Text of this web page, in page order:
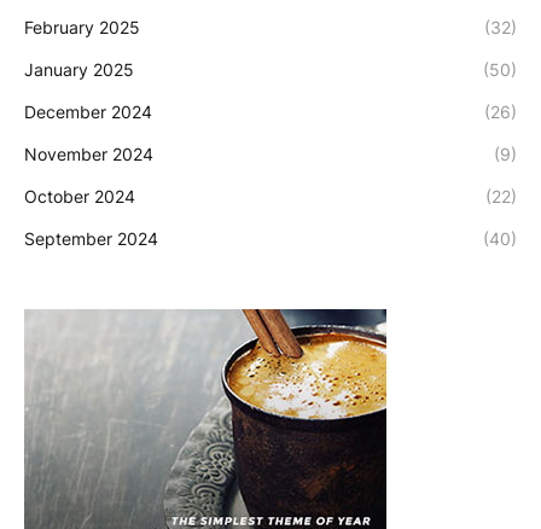
February 2025 (32)
January 2025 (50)
December 2024 (26)
November 2024 (9)
October 2024 (22)
September 2024 (40)